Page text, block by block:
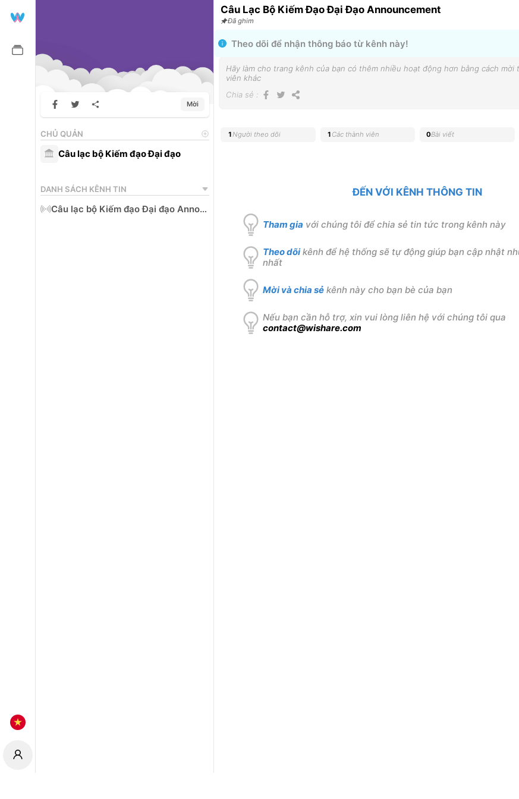
Mời
CHỦ QUẢN
Câu lạc bộ Kiếm đạo Đại đạo
DANH SÁCH KÊNH TIN
Câu lạc bộ Kiếm đạo Đại đạo Announcement
Câu Lạc Bộ Kiếm Đạo Đại Đạo Announcement
Đã ghim
Theo dõi để nhận thông báo từ kênh này!
Hãy làm cho trang kênh của bạn có thêm nhiều hoạt động hơn bằng cách mời
viên khác
Chia sẻ :
1 Người theo dõi 1 Các thành viên 0Bài viết
ĐẾN VỚI KÊNH THÔNG TIN
Tham gia với chúng tôi để chia sẻ tin tức trong kênh này
Theo dõi kênh để hệ thống sẽ tự động giúp bạn cập nhật
nhất
Mời và chia sẻ kênh này cho bạn bè của bạn
Nếu bạn cần hỗ trợ, xin vui lòng liên hệ với chúng tôi qua
contact@wishare.com